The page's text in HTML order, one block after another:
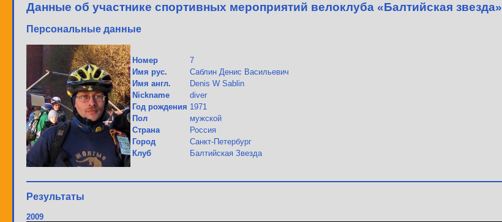
Данные об участнике спортивных мероприятий велоклуба «Балтийская звезда»
Персональные данные
Номер
7
Имя рус.
Саблин Денис Васильевич
Имя англ.
Denis W Sablin
Nickname
diver
Год рождения 1971
Пол
мужской
Страна
Россия
Город
Санкт-Петербург
Клуб
Балтийская Звезда
Результаты
2009